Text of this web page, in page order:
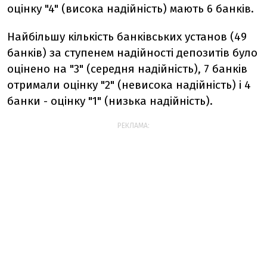
оцінку "4" (висока надійність) мають 6 банків.
Найбільшу кількість банківських установ (49
банків) за ступенем надійності депозитів було
оцінено на "3" (середня надійність), 7 банків
отримали оцінку "2" (невисока надійність) і 4
банки - оцінку "1" (низька надійність).
РЕКЛАМА: